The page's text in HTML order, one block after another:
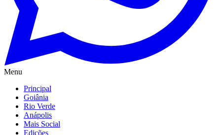
Menu
Principal
Goiânia
Rio Verde
Anápolis
Mais Social
Edições